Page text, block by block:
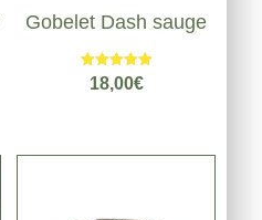
Gobelet Dash sauge
Note
5.00
18,00€